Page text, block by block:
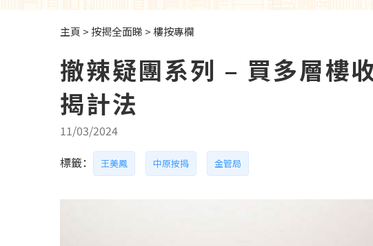
主頁 >按揭全面睇 > 樓按專欄
撤辣疑團系列 – 買多層樓
揭計法
11/03/2024
標籤：
王美鳳 中原按揭 金管局